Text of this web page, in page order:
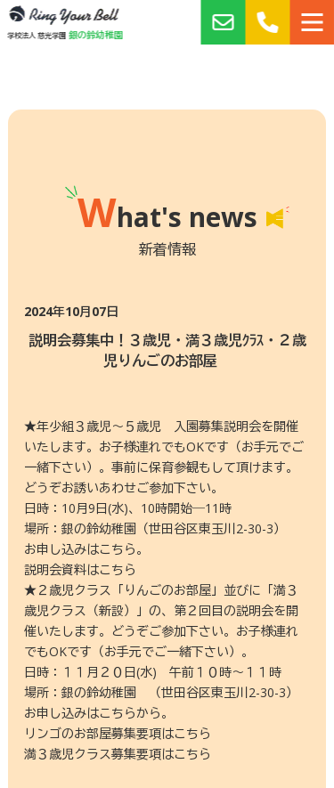
学校法人 慈光学園 銀の鈴幼稚園
What's news
新着情報
2024年10月07日
説明会募集中！３歳児・満３歳児ｸﾗｽ・２歳
児りんごのお部屋
★年少組３歳児～５歳児 入園募集説明会を開催
いたします。お子様連れでもOKです（お手元でご
一緒下さい）。事前に保育参観もして頂けます。
どうぞお誘いあわせご参加下さい。
日時：10月9日(水)、10時開始―11時
場所：銀の鈴幼稚園（世田谷区東玉川2-30-3）
お申し込みはこちら。
説明会資料はこちら
★２歳児クラス「りんごのお部屋」並びに「満３
歳児クラス（新設）」の、第２回目の説明会を開
催いたします。どうぞご参加下さい。お子様連れ
でもOKです（お手元でご一緒下さい）。
日時：１１月２０日(水) 午前１０時～１１時
場所：銀の鈴幼稚園 （世田谷区東玉川2-30-3）
お申し込みはこちらから。
リンゴのお部屋募集要項はこちら
満３歳児クラス募集要項はこちら